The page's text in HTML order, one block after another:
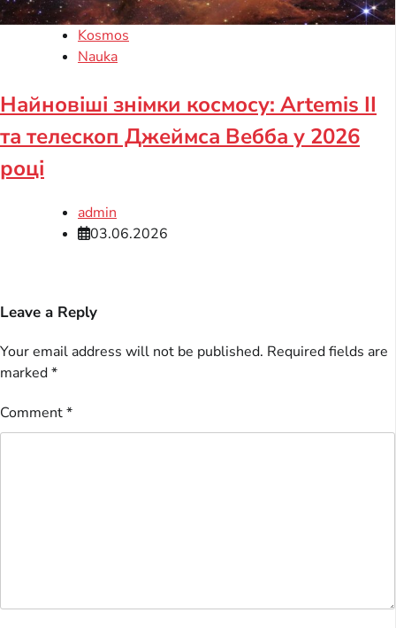
Kosmos
Nauka
Найновіші знімки космосу: Artemis II
та телескоп Джеймса Вебба у 2026
році
admin
03.06.2026
Leave a Reply
Your email address will not be published. Required fields are
marked*
Comment*